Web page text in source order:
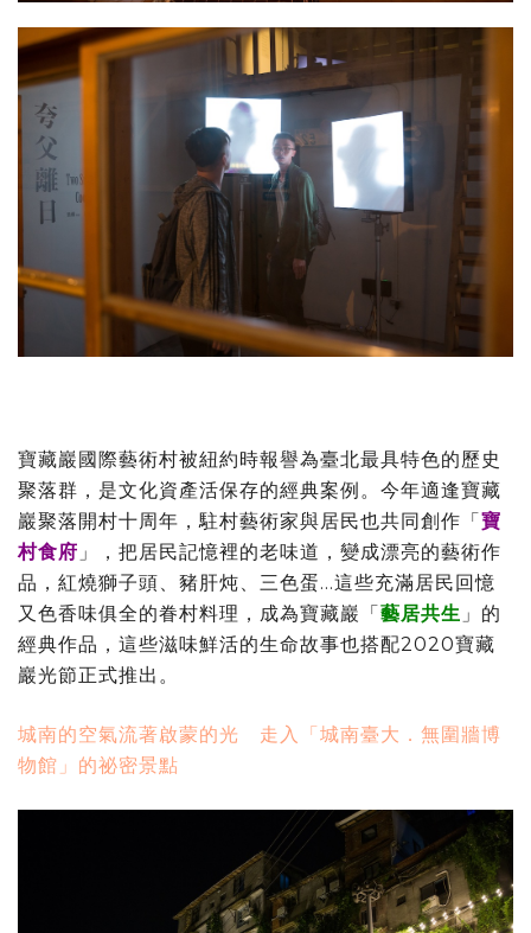
寶藏巖國際藝術村被紐約時報譽為臺北最具特色的歷史
聚落群，是文化資產活保存的經典案例。今年適逢寶藏
巖聚落開村十周年，駐村藝術家與居民也共同創作「 寶
村食府 」，把居民記憶裡的老味道，變成漂亮的藝術作
品，紅燒獅子頭、豬肝炖、三色蛋…這些充滿居民回憶
又色香味俱全的眷村料理，成為寶藏巖「 藝居共生 」的
經典作品，這些滋味鮮活的生命故事也搭配2020寶藏
巖光節正式推出。
城南的空氣流著啟蒙的光 走入「城南臺大．無圍牆博
物館」的祕密景點